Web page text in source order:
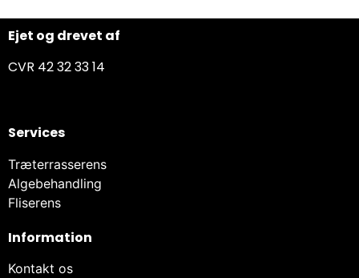
Ejet og drevet af
CVR 42 32 33 14
Services
Træterrasserens
Algebehandling
Fliserens
Information
Kontakt os